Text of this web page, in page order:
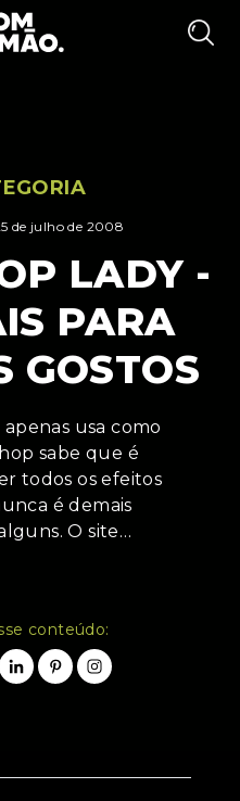
de julho de 2008
LADY -
PARA
GOSTOS
usa como
sabe que é
todos os efeitos
é demais
O site…
conteúdo: